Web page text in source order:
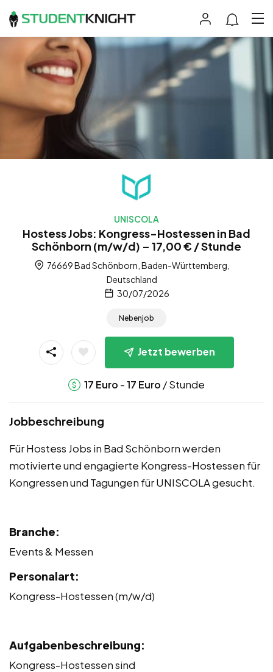
UNISCOLA
Hostess Jobs: Kongress-Hostessen in Bad
Schönborn (m/w/d) – 17,00 € / Stunde
76669 Bad Schönborn, Baden-Württemberg,
Deutschland
30/07/2026
Nebenjob
Jetzt bewerben
17 Euro -17 Euro / Stunde
Jobbeschreibung
Für Hostess Jobs in Bad Schönborn werden
motivierte und engagierte Kongress-Hostessen für
Kongressen und Tagungen für UNISCOLA gesucht.
Branche:
Events & Messen
Personalart:
Kongress-Hostessen (m/w/d)
Aufgabenbeschreibung:
Kongress-Hostessen sind